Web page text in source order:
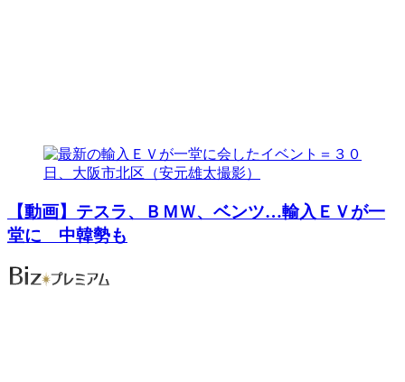
【動画】テスラ、ＢＭＷ、ベンツ…輸入ＥＶが一
堂に 中韓勢も